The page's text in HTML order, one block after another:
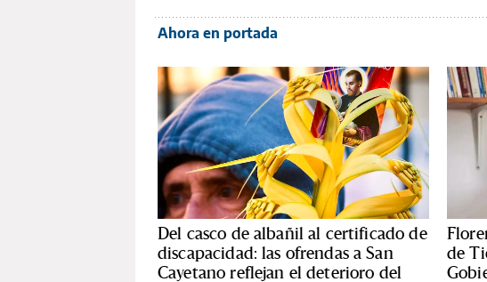
Ahora en portada
Del casco de albañil al certificado de
discapacidad: las ofrendas a San
Cayetano reflejan el deterioro del
de